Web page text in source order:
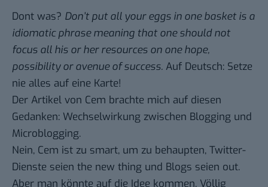
Dont was? Don’t put all your eggs in one basket is a
idiomatic phrase meaning that one should not
focus all his or her resources on one hope,
possibility or avenue of success. Auf Deutsch: Setze
nie alles auf eine Karte!
Der Artikel von Cem brachte mich auf diesen
Gedanken: Wechselwirkung zwischen Blogging und
Microblogging.
Nein, Cem ist zu smart, um zu behaupten, Twitter-
Dienste seien the new thing und Blogs seien out.
Aber man könnte auf die Idee kommen. Völlig